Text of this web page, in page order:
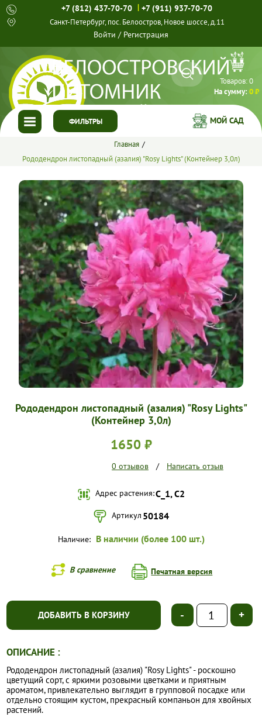
+7 (812) 437-70-70 | +7 (911) 937-70-70
Санкт-Петербург, пос. Белоостров, Новое шоссе, д.11
Войти / Регистрация
Товаров:0
На сумму:0 ₽
ФИЛЬТРЫ
ГЛАВНАЯ
КАТАЛОГ
СПЕЦПРЕДЛОЖЕНИЯ
ГОТОВЫЕ РЕШЕНИЯ
О НАС
УСЛОВИЯ РАБОТЫ
КОНТАКТЫ
МОЙ САД
Главная
Рододендрон листопадный (азалия) "Rosy Lights" (Контейнер 3,0л)
Рододендрон листопадный (азалия) "Rosy Lights"
(Контейнер 3,0л)
1650 ₽
0 отзывов / Написать отзыв
Адрес растения:С_1, С2
Артикул 50184
Наличие: В наличии (более 100 шт.)
В сравнение Печатная версия
ДОБАВИТЬ В КОРЗИНУ - +
ОПИСАНИЕ :
Рододендрон листопадный (азалия) "Rosy Lights" - роскошно
цветущий сорт, с яркими розовыми цветками и приятным
ароматом, привлекательно выглядит в групповой посадке или
отдельно стоящим кустом, прекрасный компаньон для хвойных
растений.